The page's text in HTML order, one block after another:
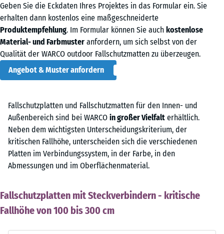
Geben Sie die Eckdaten Ihres Projektes in das Formular ein. Sie
erhalten dann kostenlos eine maßgeschneiderte
Produktempfehlung. Im Formular können Sie auch kostenlose
Material- und Farbmuster anfordern, um sich selbst von der
Qualität der WARCO outdoor Fallschutzmatten zu überzeugen.
Angebot & Muster anfordern
Fallschutzplatten und Fallschutzmatten für den Innen- und
Außenbereich sind bei WARCO in großer Vielfalt erhältlich.
Neben dem wichtigsten Unterscheidungskriterium, der
kritischen Fallhöhe, unterscheiden sich die verschiedenen
Platten im Verbindungssystem, in der Farbe, in den
Abmessungen und im Oberflächenmaterial.
Fallschutzplatten mit Steckverbindern - kritische
Fallhöhe von 100 bis 300 cm